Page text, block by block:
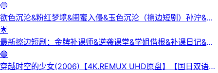
&老刘又胖啦&刘倩宇
🔵
欲色沉沦&粉红梦境&闺蜜入侵&玉色沉沦（擦边短剧）孙泞&王
正洁
🌟
最新擦边短剧：金牌补课师&逆袭课堂&学姐借根&补课日记&身
下人&补习老师&学妹的第一课&课后有约（未删减版） 陈梓晴
🔵
穿越时空的少女(2006)【4K.REMUX UHD原盘】【国日双语】